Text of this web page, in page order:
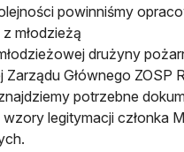
powinniśmy
młodzieżą
drużyny
Głównego ZOSP
potrzebne
legitymacji członka